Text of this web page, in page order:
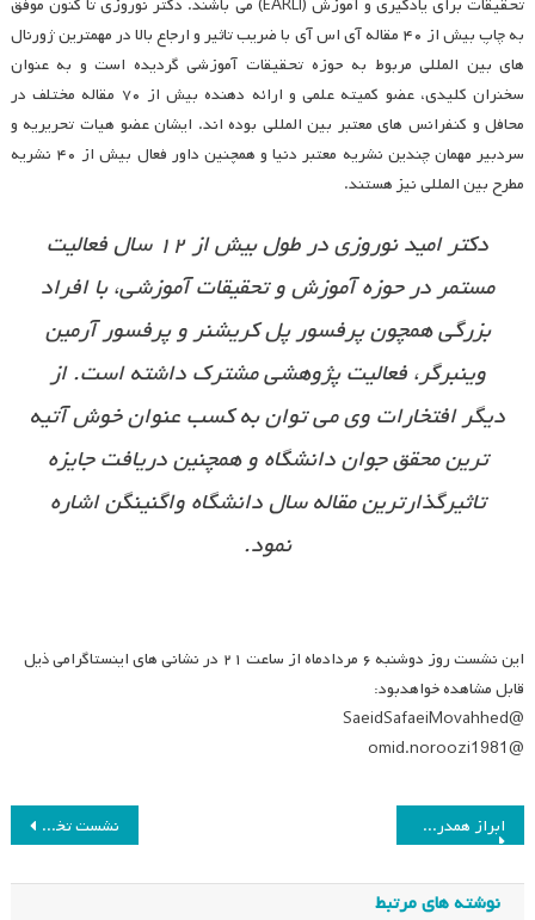
تحقیقات برای یادگیری و آموزش (EARLI) می باشند. دکتر نوروزی تا کنون موفق
به چاپ بیش از ۴۰ مقاله آی اس آی با ضریب تاثیر و ارجاع بالا در مهمترین ژورنال
های بین المللی مربوط به حوزه تحقیقات آموزشی گردیده است و به عنوان
سخنران کلیدی، عضو کمیته علمی و ارائه دهنده بیش از ۷۰ مقاله مختلف در
محافل و کنفرانس های معتبر بین المللی بوده اند. ایشان عضو هیات تحریریه و
سردبیر مهمان چندین نشریه معتبر دنیا و همچنین داور فعال بیش از ۴۰ نشریه
مطرح بین المللی نیز هستند.
دکتر امید نوروزی در طول بیش از ۱۲ سال فعالیت
مستمر در حوزه آموزش و تحقیقات آموزشی، با افراد
بزرگی همچون پرفسور پل کریشنر و پرفسور آرمین
وینبرگر، فعالیت پژوهشی مشترک داشته است. از
دیگر افتخارات وی می توان به کسب عنوان خوش آتیه
ترین محقق جوان دانشگاه و همچنین دریافت جایزه
تاثیرگذارترین مقاله سال دانشگاه واگنینگن اشاره
نمود.
این نشست روز دوشنبه ۶ مردادماه از ساعت ۲۱ در نشانی های اینستاگرامی ذیل
قابل مشاهده خواهدبود:
@SaeidSafaeiMovahhed
@omid.noroozi1981
راهبری
نوشته
نشست تخصصی کمیسیون نقد و ارزیابی انجمن مطالعات برنامه درسی ایران ابراز همدردی انجمن مطالعات برنامه درسی با خانم دکتر فرزاد نیا
نوشته های مرتبط